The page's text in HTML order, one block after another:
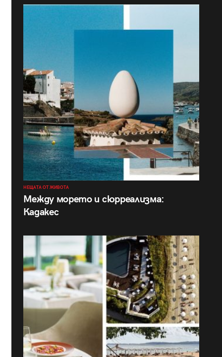
НЕЩАТА ОТ ЖИВОТА
Между морето и сюрреализма:
Кадакес